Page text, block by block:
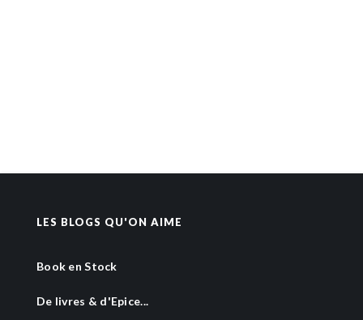
LES BLOGS QU'ON AIME
Book en Stock
De livres & d'Epice...